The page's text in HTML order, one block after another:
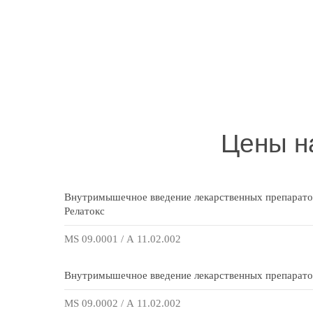
Цены
Внутримышечное введение лекарственных
Релатокс
MS 09.0001 / А 11.02.002
Внутримышечное введение лекарственных
MS 09.0002 / А 11.02.002